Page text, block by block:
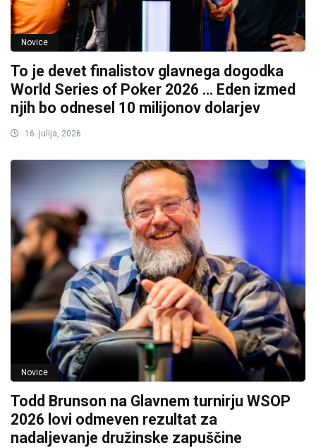
Novice
To je devet finalistov glavnega dogodka
World Series of Poker 2026 … Eden izmed
njih bo odnesel 10 milijonov dolarjev
16. julija, 2026
Novice
Todd Brunson na Glavnem turnirju WSOP
2026 lovi odmeven rezultat za
nadaljevanje družinske zapuščine